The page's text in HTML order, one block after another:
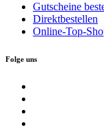
Gutscheine
Direktbestellen
Online-Top-
Folge uns